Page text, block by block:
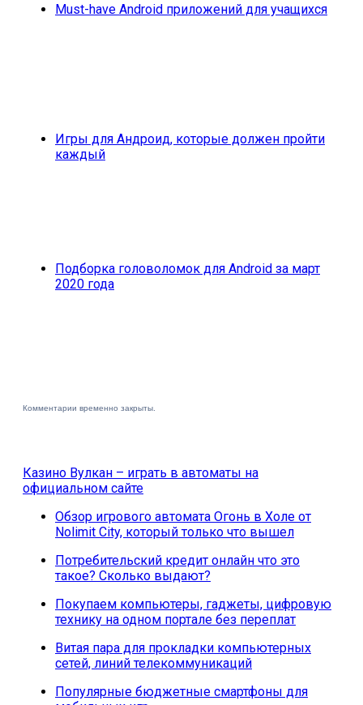
Must-have Android приложений для учащихся
Игры для Андроид, которые должен пройти
каждый
Подборка головоломок для Android за март
2020 года
Комментарии временно закрыты.
Казино Вулкан – играть в автоматы на
официальном сайте
Обзор игрового автомата Огонь в Холе от
Nolimit City, который только что вышел
Потребительский кредит онлайн что это
такое? Сколько выдают?
Покупаем компьютеры, гаджеты, цифровую
технику на одном портале без переплат
Витая пара для прокладки компьютерных
сетей, линий телекоммуникаций
Популярные бюджетные смартфоны для